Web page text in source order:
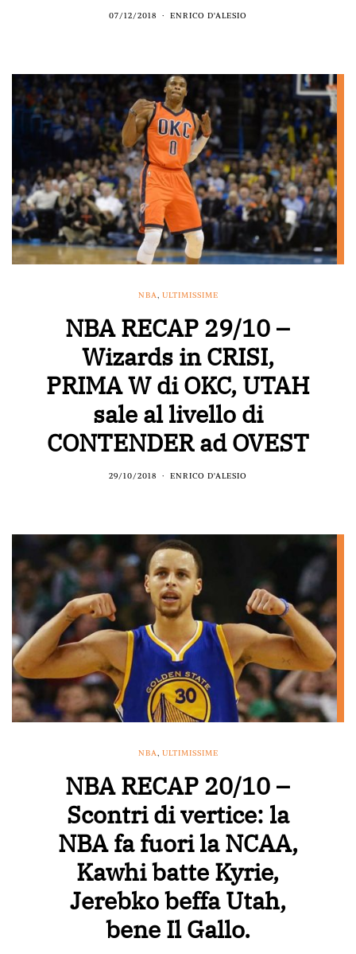
07/12/2018 ENRICO D'ALESIO
NBA, ULTIMISSIME
NBA RECAP 29/10 –
Wizards in CRISI,
PRIMA W di OKC, UTAH
sale al livello di
CONTENDER ad OVEST
29/10/2018 ENRICO D'ALESIO
NBA ULTIMISSIME
NBA RECAP 20/10 –
Scontri di vertice: la
NBA fa fuori la NCAA,
Kawhi batte Kyrie,
Jerebko beffa Utah,
bene Il Gallo.